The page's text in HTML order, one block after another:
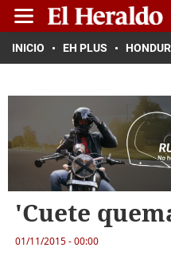
INICIO EH PLUS
'Cuete
01/11/2015 - 00:00